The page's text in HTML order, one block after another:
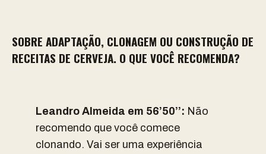
SOBRE ADAPTAÇÃO, CLONAGEM OU CONSTRUÇÃO DE
RECEITAS DE CERVEJA. O QUE VOCÊ RECOMENDA?
Leandro Almeida em 56’50’’: Não
recomendo que você comece
clonando. Vai ser uma experiência